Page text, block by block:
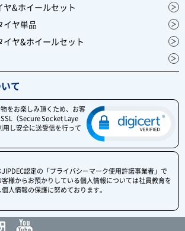
ヤ&ホイールセット
イヤ単品
イヤ&ホイールセット
て
をお楽しみ頂くため、お客
（Secure Socket Laye
し安全に送受信を行って
JIPDEC認定の「プライバシーマーク使用許諾事業者」で
客様からお預かりしている個人情報については社員教育を
人情報の保護に努めております。